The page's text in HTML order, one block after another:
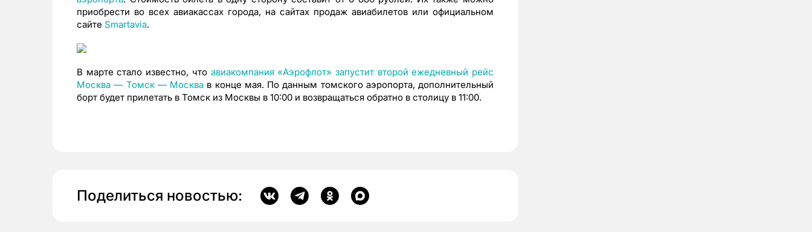
приобрести во всех авиакассах города, на сайтах продаж авиабилетов или официальном
сайте Smartavia.
В марте стало известно, что авиакомпания «Аэрофлот» запустит второй ежедневный рейс
Москва — Томск — Москва в конце мая. По данным томского аэропорта, дополнительный
борт будет прилетать в Томск из Москвы в 10:00 и возвращаться обратно в столицу в 11:00.
Поделиться новостью: